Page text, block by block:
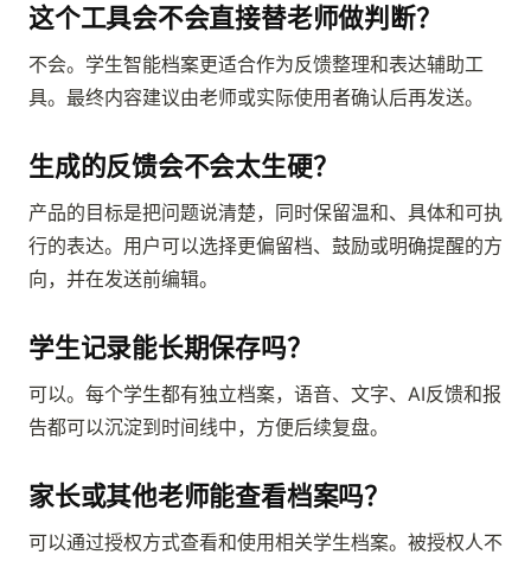
这个工具会不会直接替老师做判断？
不会。学生智能档案更适合作为反馈整理和表达辅助工
具。最终内容建议由老师或实际使用者确认后再发送。
生成的反馈会不会太生硬？
产品的目标是把问题说清楚，同时保留温和、具体和可执
行的表达。用户可以选择更偏留档、鼓励或明确提醒的方
向，并在发送前编辑。
学生记录能长期保存吗？
可以。每个学生都有独立档案，语音、文字、AI反馈和报
告都可以沉淀到时间线中，方便后续复盘。
家长或其他老师能查看档案吗？
可以通过授权方式查看和使用相关学生档案。被授权人不